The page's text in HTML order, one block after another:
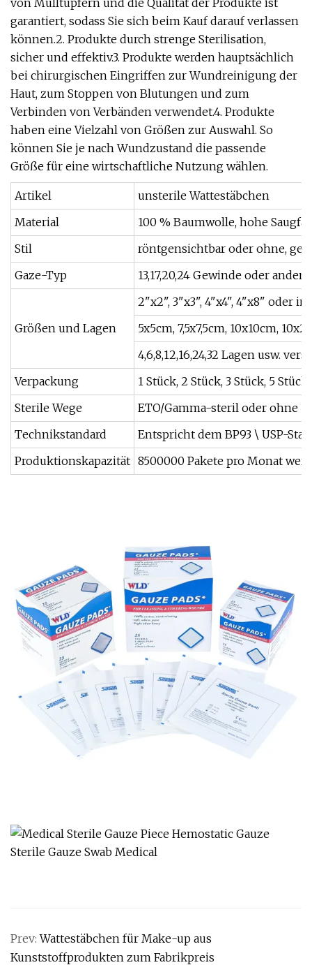
von Mulltupfern und die Qualität der Produkte ist
garantiert, sodass Sie sich beim Kauf darauf verlassen
können.2. Produkte durch strenge Sterilisation,
sicher und effektiv.3. Produkte werden hauptsächlich
bei chirurgischen Eingriffen zur Wundreinigung der
Haut, zum Stoppen von Blutungen und zum
Verbinden von Verbänden verwendet.4. Produkte
haben eine Vielzahl von Größen zur Auswahl. So
können Sie je nach Wundzustand die passende
Größe für eine wirtschaftliche Nutzung wählen.
Artikel
unsterile Wattestäbchen
Material
100 % Baumwolle, hohe
Stil
röntgensichtbar oder ohne,
Gaze-Typ
13,17,20,24 Gewinde oder
Größen und Lagen
2"x2", 3"x3", 4"x4", 4"x8" oder
5x5cm, 7,5x7,5cm, 10x10cm,
4,6,8,12,16,24,32 Lagen usw.
Verpackung
1 Stück, 2 Stück, 3 Stück, 5
Sterile Wege
ETO/Gamma-steril oder ohne
Technikstandard
Entspricht dem BP93 \ USP-
Produktionskapazität 8500000 Pakete pro Monat
Prev:Wattestäbchen für Make-up aus
Kunststoffprodukten zum Fabrikpreis